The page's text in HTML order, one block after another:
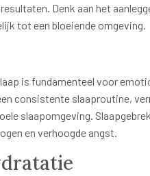
Denk aan het
tot een bloeiende omgeving.
is fundamenteel voor
consistente slaaproutine,
slaapomgeving.
en verhoogde angst.